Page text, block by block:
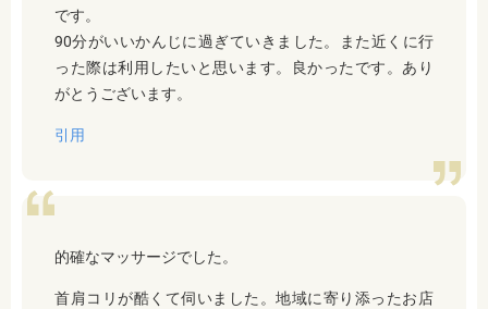
です。
90分がいいかんじに過ぎていきました。また近くに行
った際は利用したいと思います。良かったです。あり
がとうございます。
引用
的確なマッサージでした。
首肩コリが酷くて伺いました。地域に寄り添ったお店